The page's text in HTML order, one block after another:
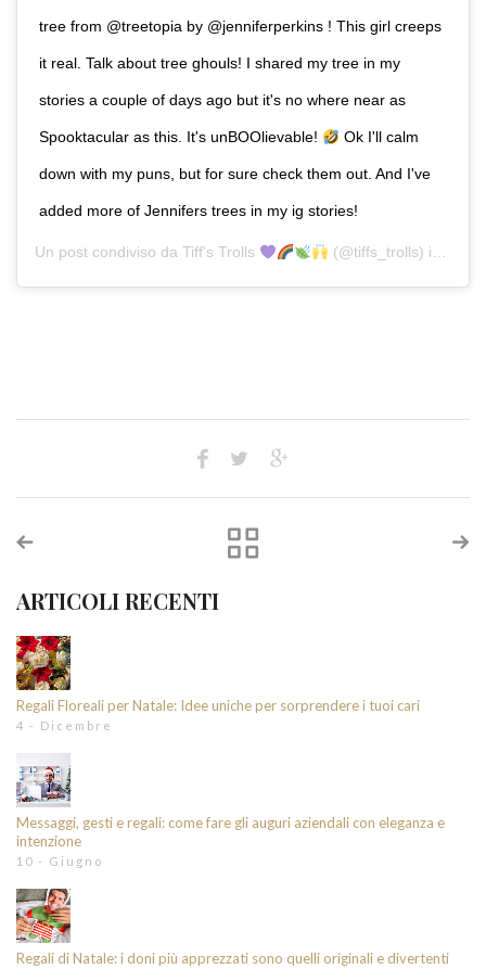
tree from @treetopia by @jenniferperkins ! This girl creeps
it real. Talk about tree ghouls! I shared my tree in my
stories a couple of days ago but it's no where near as
Spooktacular as this. It's unBOOlievable! Ok I'll calm
down with my puns, but for sure check them out. And I've
added more of Jennifers trees in my ig stories!
Un post condiviso da Tiff's Trolls (@tiffs_trolls) in data:
ARTICOLI RECENTI
Regali Floreali per Natale: Idee uniche per sorprendere i tuoi cari
4 - Dicembre
Messaggi, gesti e regali: come fare gli auguri aziendali con eleganza e
intenzione
10 - Giugno
Regali di Natale: i doni più apprezzati sono quelli originali e divertenti